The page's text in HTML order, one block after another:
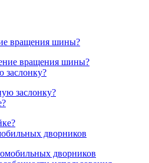
вращения шины?
заслонку?
дворников